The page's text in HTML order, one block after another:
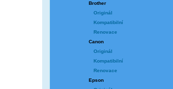
Brother
Originál
Kompatibilní
Renovace
Canon
Originál
Kompatibilní
Renovace
Epson